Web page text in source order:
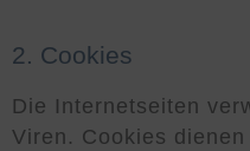
2. Cookies
Die Internetseiten
Viren. Cookies